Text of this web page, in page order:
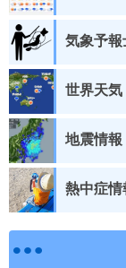
気象予報
世界天気
地震情報
熱中症情